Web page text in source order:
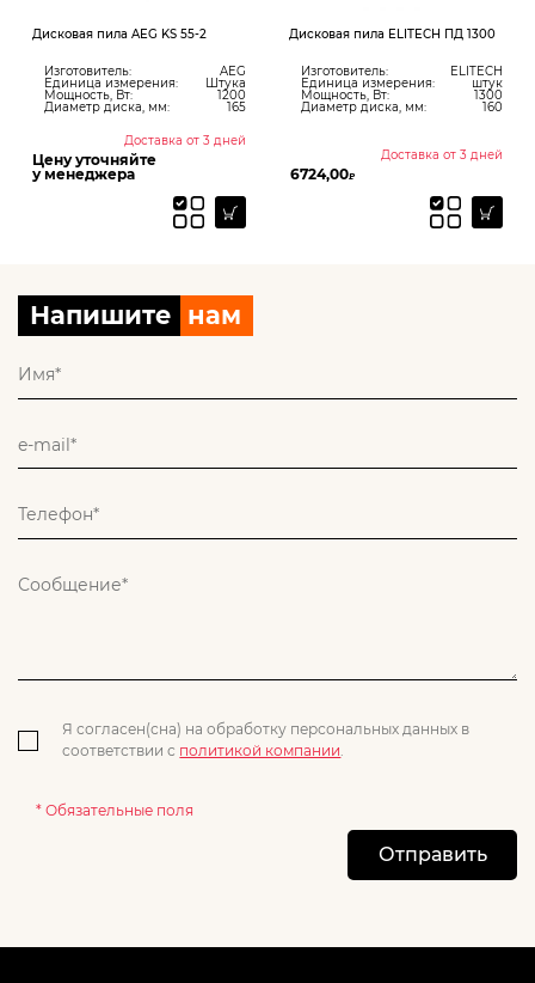
Дисковая пила AEG KS 55-2
Изготовитель: AEG
Единица измерения: Штука
Мощность, Вт: 1200
Диаметр диска, мм: 165
Доставка от 3 дней
Цену уточняйте
у менеджера
Дисковая пила ELITECH ПД 1300
Изготовитель: ELITECH
Единица измерения: штук
Мощность, Вт: 1300
Диаметр диска, мм: 160
Доставка от 3 дней
6724,00₽
Напишите нам
Я согласен(сна) на обработку персональных данных в
соответствии с политикой компании.
* Обязательные поля
Отправить